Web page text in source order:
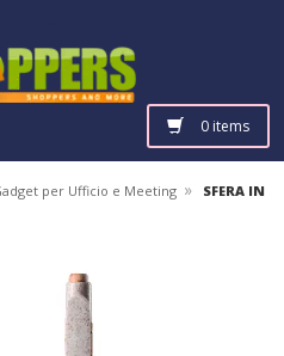
0 items
per Ufficio e Meeting »
SFERA IN